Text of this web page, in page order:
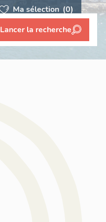
Ma sélection (0)
Lancer la recherche